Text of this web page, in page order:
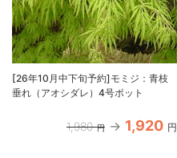
[26年10月中下旬予約]モミジ：青枝
垂れ（アオシダレ）4号ポット
1,980 円 1,920 円